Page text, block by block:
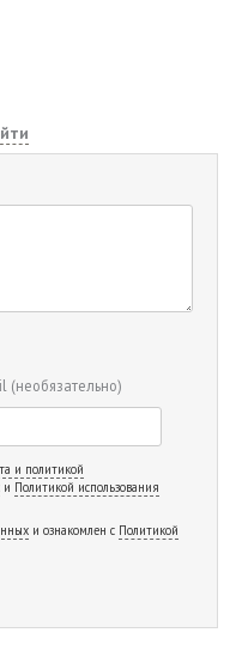
(необязательно)
и политикой
и Политикой использования
и ознакомлен с Политикой